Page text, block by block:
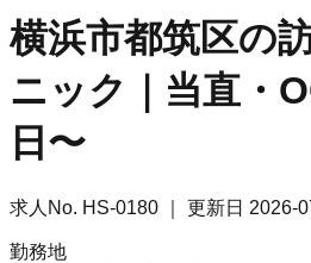
横浜市都筑区の
ニック｜当直・
日〜
求人No. HS-0180 ｜ 更新日 2026-
勤務地